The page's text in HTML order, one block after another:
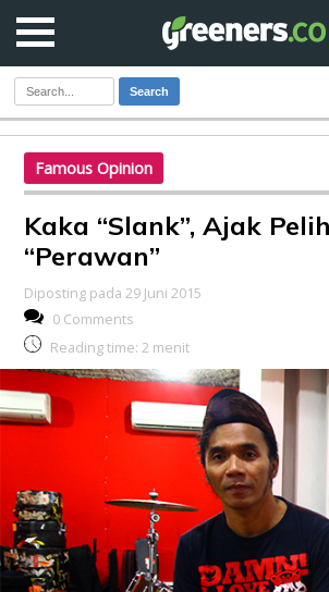
Search
Famous Opinion
Kaka “Slank”, Ajak
“Perawan”
Diposting pada 29 Juni 2015
0 Comments
Reading time: 2 menit